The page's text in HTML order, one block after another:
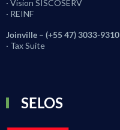
· Vision SISCOSERV
· REINF
Joinville – (+55 47) 3033-9310
· Tax Suite
SELOS